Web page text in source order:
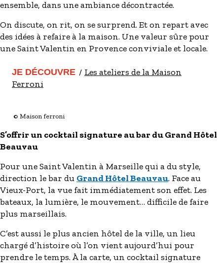
ensemble, dans une ambiance décontractée.
On discute, on rit, on se surprend. Et on repart avec
des idées à refaire à la maison. Une valeur sûre pour
une Saint Valentin en Provence conviviale et locale.
JE DÉCOUVRE
Les ateliers de la Maison
Ferroni
© Maison ferroni
S’offrir un cocktail signature au bar du Grand Hôtel
Beauvau
Pour une Saint Valentin à Marseille qui a du style,
direction le bar du Grand Hôtel Beauvau. Face au
Vieux-Port, la vue fait immédiatement son effet. Les
bateaux, la lumière, le mouvement… difficile de faire
plus marseillais.
C’est aussi le plus ancien hôtel de la ville, un lieu
chargé d’histoire où l’on vient aujourd’hui pour
prendre le temps. À la carte, un cocktail signature